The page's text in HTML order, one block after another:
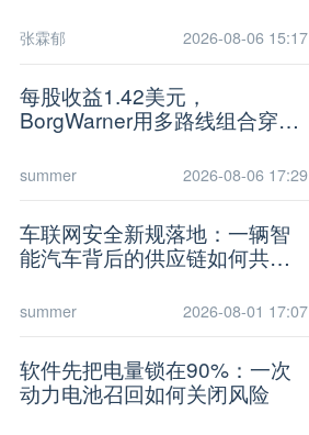
张霖郁 2026-08-06 15:17
每股收益1.42美元，
BorgWarner用多路线组合穿越
summer 2026-08-06 17:29
车联网安全新规落地：一辆智
能汽车背后的供应链如何共担
summer 2026-08-01 17:07
软件先把电量锁在90%：一次
动力电池召回如何关闭风险